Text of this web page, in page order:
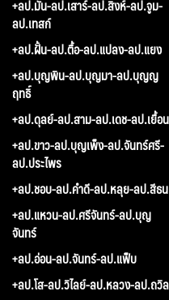
+ลป.มั่น-ลป.เสาร์-ลป.สิงห์-ลป.จูม-
ลป.เทสก์
+ลป.ฝั้น-ลป.ตื้อ-ลป.แปลง-ลป.แยง
+ลป.บุญพิน-ลป.บุญมา-ลป.บุญญ
ฤทธิ์
+ลป.ดุลย์-ลป.สาม-ลป.เดช-ลป.เยื้อน
+ลป.ขาว-ลป.บุญเพ็ง-ลป.จันทร์ศรี-
ลป.ประไพร
+ลป.ชอบ-ลป.คำดี-ลป.หลุย-ลป.สีธน
+ลป.แหวน-ลป.ศรีจันทร์-ลป.บุญ
จันทร์
+ลป.อ่อน-ลป.จันทร์-ลป.แฟ็บ
+ลป.โส-ลป.วิไลย์-ลป.หลวง-ลป.ถวิล